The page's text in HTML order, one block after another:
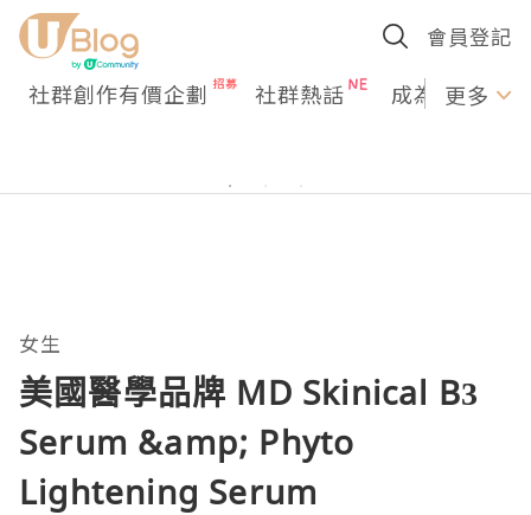
會員登記
社群創作有價企劃 社群熱話 成為U更多
女生
美國醫學品牌 MD Skinical B3
Serum &amp; Phyto
Lightening Serum